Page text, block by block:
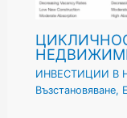
ИНВЕСТИЦИИ В
Възстановяване,